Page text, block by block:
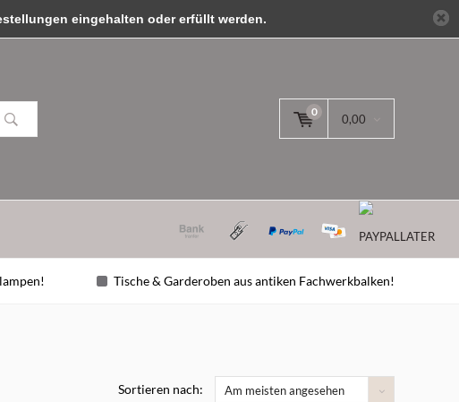
0
0,00
Tische & Garderoben aus antiken Fachwerkbalken!
Sortieren nach: Am meisten angesehen
eingehalten oder erfüllt werden.